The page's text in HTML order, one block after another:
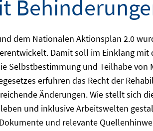
dem Nationalen Aktionsplan 2.0
Damit soll im Einklang
Selbstbestimmung und Teilhabe
erfuhren das Recht der
Änderungen. Wie stellt sich
und inklusive Arbeitswelten
und relevante